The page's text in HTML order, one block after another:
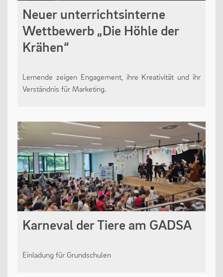
Neuer unterrichtsinterne
Wettbewerb „Die Höhle der
Krähen“
Lernende zeigen Engagement, ihre Kreativität und ihr
Verständnis für Marketing.
Karneval der Tiere am GADSA
Einladung für Grundschulen